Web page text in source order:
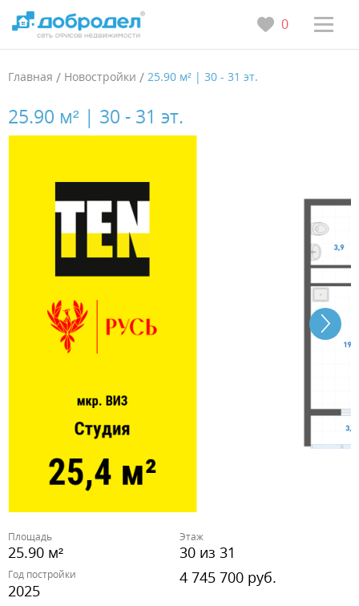
0
Главная / Новостройки / 25.90 м² | 30 - 31 эт.
25.90 м² | 30 - 31 эт.
Площадь
25.90 м²
Этаж
30 из 31
Год постройки
2025
4 745 700 руб.